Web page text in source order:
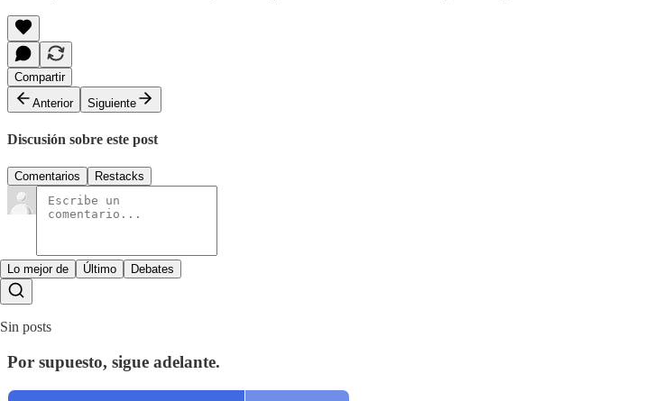
Compartir
Anterior
Siguiente
Discusión sobre este post
Comentarios Restacks
Lo mejor de Último Debates
Sin posts
Por supuesto, sigue adelante.